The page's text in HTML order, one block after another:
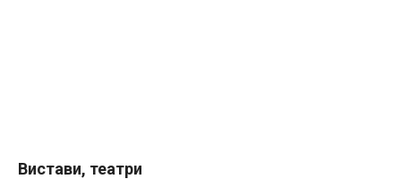
Вистави, театри